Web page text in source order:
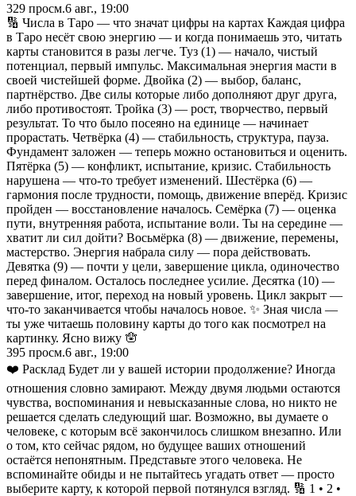
329 просм.6 авг., 19:00
🔢 Числа в Таро — что значат цифры на картах Каждая цифра
в Таро несёт свою энергию — и когда понимаешь это, читать
карты становится в разы легче. Туз (1) — начало, чистый
потенциал, первый импульс. Максимальная энергия масти в
своей чистейшей форме. Двойка (2) — выбор, баланс,
партнёрство. Две силы которые либо дополняют друг друга,
либо противостоят. Тройка (3) — рост, творчество, первый
результат. То что было посеяно на единице — начинает
прорастать. Четвёрка (4) — стабильность, структура, пауза.
Фундамент заложен — теперь можно остановиться и оценить.
Пятёрка (5) — конфликт, испытание, кризис. Стабильность
нарушена — что-то требует изменений. Шестёрка (6) —
гармония после трудности, помощь, движение вперёд. Кризис
пройден — восстановление началось. Семёрка (7) — оценка
пути, внутренняя работа, испытание воли. Ты на середине —
хватит ли сил дойти? Восьмёрка (8) — движение, перемены,
мастерство. Энергия набрала силу — пора действовать.
Девятка (9) — почти у цели, завершение цикла, одиночество
перед финалом. Осталось последнее усилие. Десятка (10) —
завершение, итог, переход на новый уровень. Цикл закрыт —
что-то заканчивается чтобы началось новое. ✨ Зная числа —
ты уже читаешь половину карты до того как посмотрел на
картинку. Ясно вижу 🪬
395 просм.6 авг., 19:00
❤️ Расклад Будет ли у вашей истории продолжение? Иногда
отношения словно замирают. Между двумя людьми остаются
чувства, воспоминания и невысказанные слова, но никто не
решается сделать следующий шаг. Возможно, вы думаете о
человеке, с которым всё закончилось слишком внезапно. Или
о том, кто сейчас рядом, но будущее ваших отношений
остаётся непонятным. Представьте этого человека. Не
вспоминайте обиды и не пытайтесь угадать ответ — просто
выберите карту, к которой первой потянулся взгляд. 🔢 1 • 2 •